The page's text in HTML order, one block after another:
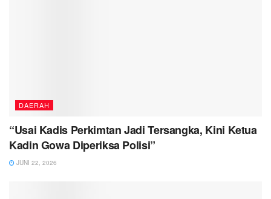
DAERAH
“Usai Kadis Perkimtan Jadi Tersangka, Kini Ketua
Kadin Gowa Diperiksa Polisi”
JUNI 22, 2026